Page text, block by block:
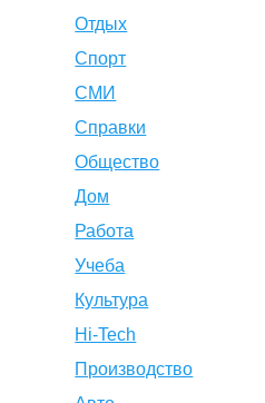
Отдых
Спорт
СМИ
Справки
Общество
Дом
Работа
Учеба
Культура
Hi-Tech
Производство